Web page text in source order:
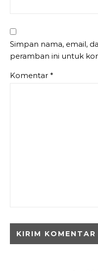
Simpan nama, email,
peramban ini untuk
Komentar *